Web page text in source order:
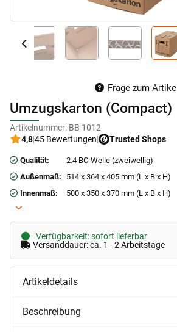
Frage zum Artikel
Umzugskarton (Compact)
Artikelnummer: BB 1012
4,8|45 Bewertungen| Trusted Shops
Qualität:
2.4 BC-Welle (zweiwellig)
Außenmaß:
514 x 364 x 405 mm (L x B x H)
Innenmaß:
500 x 350 x 370 mm (L x B x H)
Verfügbarkeit: sofort lieferbar
Versanddauer: ca. 1 - 2 Arbeitstage
Artikeldetails
Beschreibung